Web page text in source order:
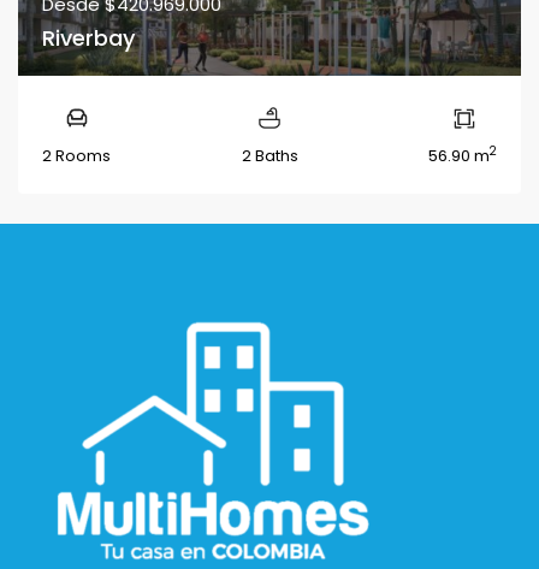
Riverbay
2 Rooms 2 Baths 56.90 m2